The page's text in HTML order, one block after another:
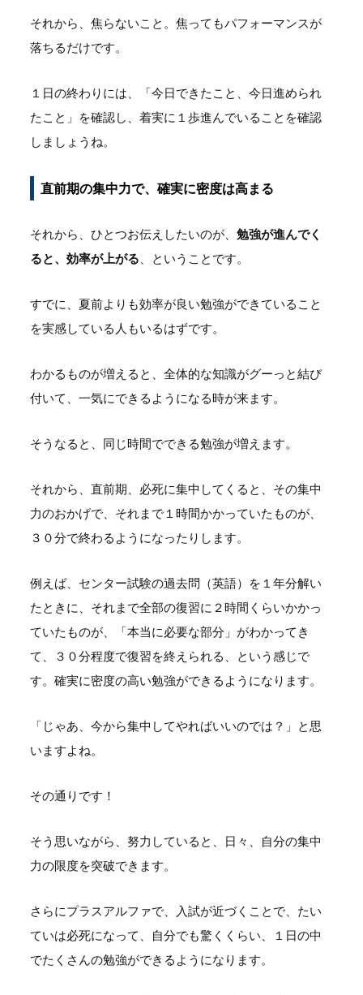
それから、焦らないこと。焦ってもパフォーマンスが
落ちるだけです。
１日の終わりには、「今日できたこと、今日進められ
たこと」を確認し、着実に１歩進んでいることを確認
しましょうね。
直前期の集中力で、確実に密度は高まる
それから、ひとつお伝えしたいのが、 勉強が進んでく
ると、効率が上がる 、ということです。
すでに、夏前よりも効率が良い勉強ができていること
を実感している人もいるはずです。
わかるものが増えると、全体的な知識がグーっと結び
付いて、一気にできるようになる時が来ます。
そうなると、同じ時間でできる勉強が増えます。
それから、直前期、必死に集中してくると、その集中
力のおかげで、それまで１時間かかっていたものが、
３０分で終わるようになったりします。
例えば、センター試験の過去問（英語）を１年分解い
たときに、それまで全部の復習に２時間くらいかかっ
ていたものが、「本当に必要な部分」がわかってき
て、３０分程度で復習を終えられる、という感じで
す。確実に密度の高い勉強ができるようになります。
「じゃあ、今から集中してやればいいのでは？」と思
いますよね。
その通りです！
そう思いながら、努力していると、日々、自分の集中
力の限度を突破できます。
さらにプラスアルファで、入試が近づくことで、たい
ていは必死になって、自分でも驚くくらい、１日の中
でたくさんの勉強ができるようになります。